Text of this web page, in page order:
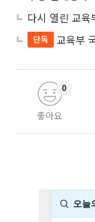
다시 열린 교육
단독 교육부 국립
좋아요
0